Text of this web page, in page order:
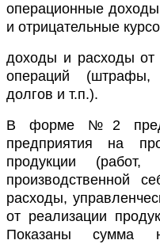
операционные
и отрицательные
доходы и расходы от
операций
долгов и т.п.).
В форме №2
предприятия на
продукции
производственной
расходы,
от реализации
Показаны сумма